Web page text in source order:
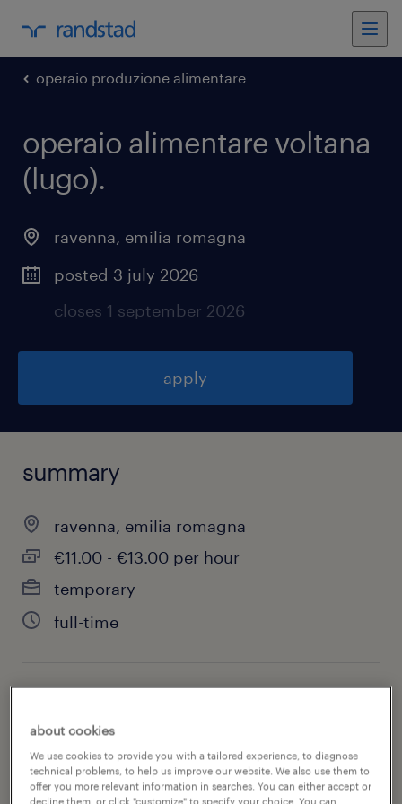
operaio produzione alimentare
operaio alimentare voltana
(lugo).
ravenna, emilia romagna
posted 3 july 2026
closes 1 september 2026
apply
summary
ravenna, emilia romagna
€11.00 - €13.00 per hour
temporary
full-time
other
about cookies
We use cookies to provide you with a tailored experience, to diagnose
technical problems, to help us improve our website. We also use them to
offer you more relevant information in searches. You can either accept or
decline them, or click "customize" to specify your choice. You can